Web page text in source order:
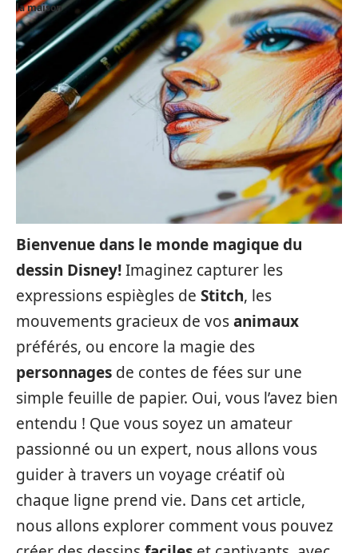
la maison
Bienvenue dans le monde magique du
dessin Disney!Imaginez capturer les
expressions espiègles de Stitch, les
mouvements gracieux de vosanimaux
préférés, ou encore la magie des
personnages de contes de fées sur une
simple feuille de papier. Oui, vous l’avez bien
entendu ! Que vous soyez un amateur
passionné ou un expert, nous allons vous
guider à travers un voyage créatif où
chaque ligne prend vie. Dans cet article,
nous allons explorer comment vous pouvez